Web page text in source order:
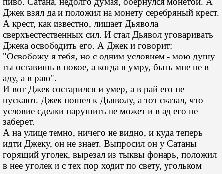
Джек взял да и положил на монету серебряный крест.
А крест, как известно, лишает Дьявола
сверхъестественных сил. И стал Дьявол уговаривать
Джека освободить его. А Джек и говорит:
"Освобожу я тебя, но с одним условием - мою душу
ты оставишь в покое, а когда я умру, быть мне не в
аду, а в раю".
И вот Джек состарился и умер, а в рай его не
пускают. Джек пошел к Дьяволу, а тот сказал, что
условие сделки нарушить не может и в ад его не
заберет.
А на улице темно, ничего не видно, и куда теперь
идти Джеку, он не знает. Выпросил он у Сатаны
горящий уголек, вырезал из тыквы фонарь, положил
в нее уголек и с тех пор ходит по свету, угольком